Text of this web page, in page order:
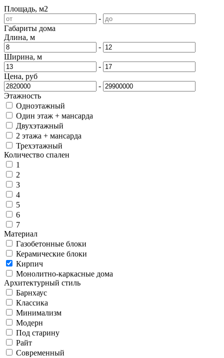
Площадь, м2
-
Габариты дома
Длина, м
-
Ширина, м
-
Цена, руб
-
Этажность
Одноэтажный
Один этаж + мансарда
Двухэтажный
2 этажа + мансарда
Трехэтажный
Количество спален
1
2
3
4
5
6
7
Материал
Газобетонные блоки
Керамические блоки
Кирпич
Монолитно-каркасные дома
Архитектурный стиль
Барнхаус
Классика
Минимализм
Модерн
Под старину
Райт
Современный